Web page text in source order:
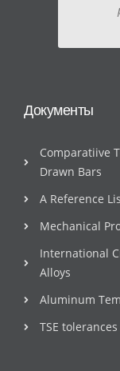
Документы
Comparatiive
Drawn Bars
A Reference
Mechanical
International
Alloys
Aluminum
TSE